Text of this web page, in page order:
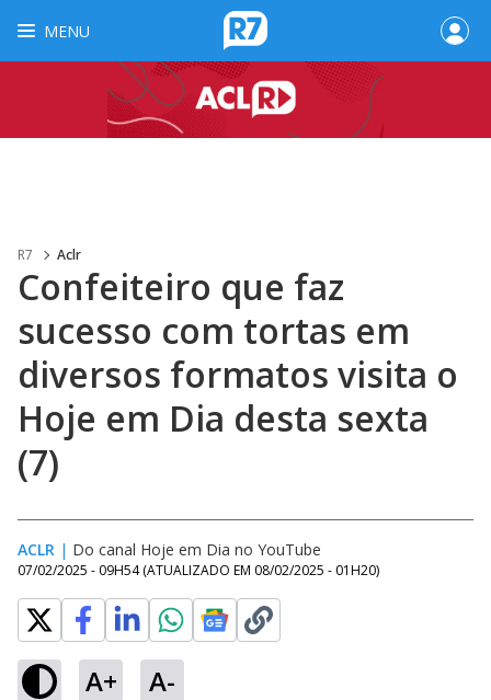
MENU
R7 Aclr
Confeiteiro que faz
sucesso com tortas em
diversos formatos visita o
Hoje em Dia desta sexta
(7)
ACLR | Do canal Hoje em Dia no YouTube
07/02/2025 - 09H54 (ATUALIZADO EM 08/02/2025 - 01H20)
A+ A-